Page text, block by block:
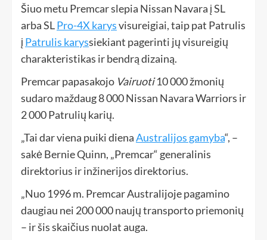
Šiuo metu Premcar slepia Nissan Navara į SL
arba SLPro-4X karysvisureigiai, taip pat Patrulis
į Patrulis karyssiekiant pagerinti jų visureigių
charakteristikas ir bendrą dizainą.
Premcar papasakojo Vairuoti10 000 žmonių
sudaro maždaug 8 000 Nissan Navara Warriors ir
2 000 Patrulių karių.
„Tai dar viena puiki dienaAustralijos gamyba“, –
sakė Bernie Quinn, „Premcar“ generalinis
direktorius ir inžinerijos direktorius.
„Nuo 1996 m. Premcar Australijoje pagamino
daugiau nei 200 000 naujų transporto priemonių
– ir šis skaičius nuolat auga.